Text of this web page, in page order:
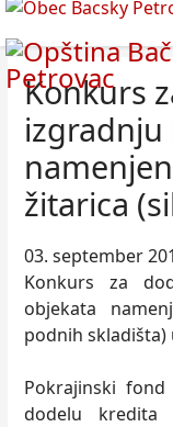
Konkurs
izgradnju
žitarica
03. september
Konkurs za
objekata
podnih skladišta)
Pokrajinski
dodelu kredita